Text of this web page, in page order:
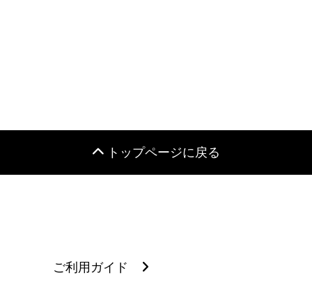
トップページに戻る
ご利用ガイド